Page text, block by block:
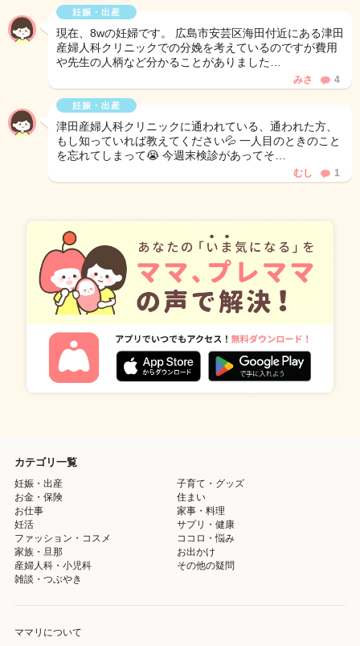
妊娠・出産
現在、8wの妊婦です。 広島市安芸区海田付近にある津田
産婦人科クリニックでの分娩を考えているのですが費用
や先生の人柄など分かることがありました…
みさ 4
妊娠・出産
津田産婦人科クリニックに通われている、通われた方、
もし知っていれば教えてください💦 一人目のときのこと
を忘れてしまって😭 今週末検診があってそ…
むし 1
カテゴリ一覧
妊娠・出産
子育て・グッズ
お金・保険
住まい
お仕事
家事・料理
妊活
サプリ・健康
ファッション・コスメ
ココロ・悩み
家族・旦那
お出かけ
産婦人科・小児科
その他の疑問
雑談・つぶやき
ママリについて